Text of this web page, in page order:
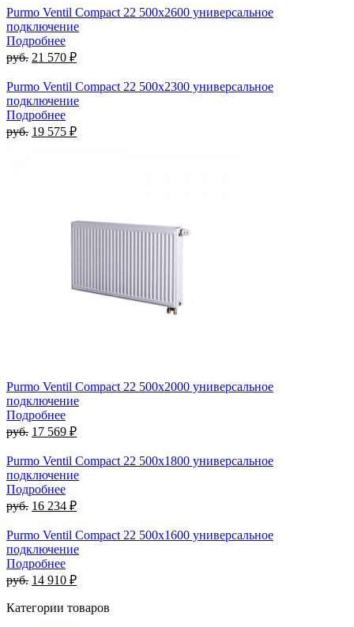
Purmo Ventil Compact 22 500х2600 универсальное
подключение
Подробнее
руб. 21 570 ₽
Purmo Ventil Compact 22 500х2300 универсальное
подключение
Подробнее
руб. 19 575 ₽
Purmo Ventil Compact 22 500х2000 универсальное
подключение
Подробнее
руб. 17 569 ₽
Purmo Ventil Compact 22 500х1800 универсальное
подключение
Подробнее
руб. 16 234 ₽
Purmo Ventil Compact 22 500х1600 универсальное
подключение
Подробнее
руб. 14 910 ₽
Категории товаров